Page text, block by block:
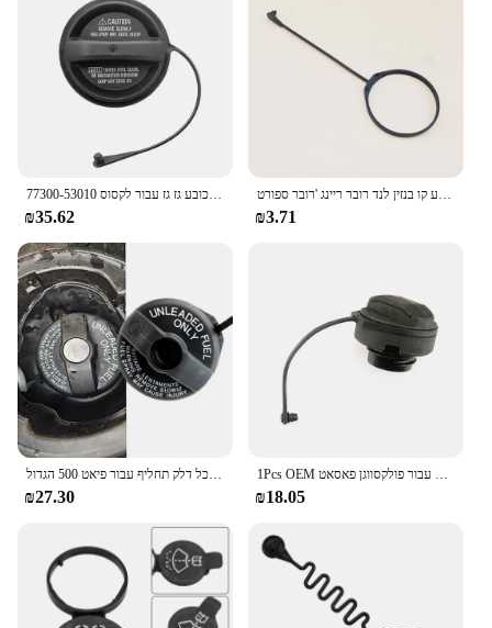
₪35.62 ₪3.71
₪27.30 ₪18.05